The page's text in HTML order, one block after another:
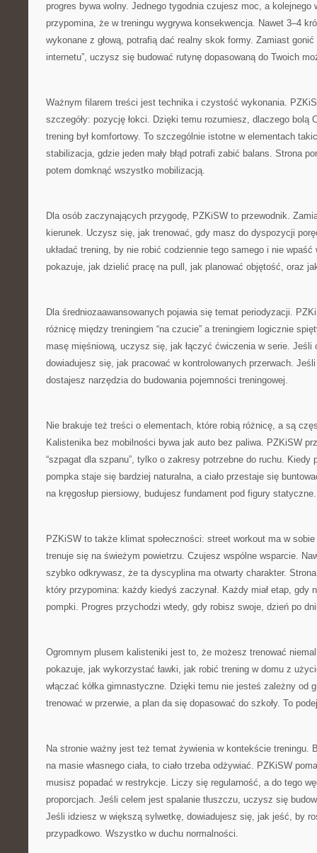
progres bywa wolny. Jednego tygodnia czujesz moc, a kolejnego
przypomina, że w treningu wygrywa konsekwencja. Nawet 3–4
wykonane z głową, potrafią dać realny skok formy. Zamiast
internetu”, uczysz się budować rutynę dopasowaną do Twoich
Ważnym filarem treści jest technika i czystość wykonania.
szczegóły: pozycję łokci. Dzięki temu rozumiesz, dlaczego bolą
trening był komfortowy. To szczególnie istotne w elementach
stabilizacja, gdzie jeden mały błąd potrafi zabić balans. Strona
potem domknąć wszystko mobilizacją.
Dla osób zaczynających przygodę, PZKiSW to przewodnik.
kierunek. Uczysz się, jak trenować, gdy masz do dyspozycji
układać trening, by nie robić codziennie tego samego i nie wpaść
pokazuje, jak dzielić pracę na pull, jak planować objętość, oraz
Dla średniozaawansowanych pojawia się temat periodyzacji.
różnicę między treningiem “na czucie” a treningiem logicznie
masę mięśniową, uczysz się, jak łączyć ćwiczenia w serie. Jeśli
dowiadujesz się, jak pracować w kontrolowanych przerwach.
dostajesz narzędzia do budowania pojemności treningowej.
Nie brakuje też treści o elementach, które robią różnicę, a są
Kalistenika bez mobilności bywa jak auto bez paliwa. PZKiSW
“szpagat dla szpanu”, tylko o zakresy potrzebne do ruchu. Kiedy
pompka staje się bardziej naturalna, a ciało przestaje się
na kręgosłup piersiowy, budujesz fundament pod figury statyczne.
PZKiSW to także klimat społeczności: street workout ma w
trenuje się na świeżym powietrzu. Czujesz wspólne wsparcie.
szybko odkrywasz, że ta dyscyplina ma otwarty charakter.
który przypomina: każdy kiedyś zaczynał. Każdy miał etap, gdy
pompki. Progres przychodzi wtedy, gdy robisz swoje, dzień po
Ogromnym plusem kalisteniki jest to, że możesz trenować
pokazuje, jak wykorzystać ławki, jak robić trening w domu z
włączać kółka gimnastyczne. Dzięki temu nie jesteś zależny od
trenować w przerwie, a plan da się dopasować do szkoły. To
Na stronie ważny jest też temat żywienia w kontekście treningu.
na masie własnego ciała, to ciało trzeba odżywiać. PZKiSW
musisz popadać w restrykcje. Liczy się regularność, a do tego
proporcjach. Jeśli celem jest spalanie tłuszczu, uczysz się
Jeśli idziesz w większą sylwetkę, dowiadujesz się, jak jeść, by
przypadkowo. Wszystko w duchu normalności.